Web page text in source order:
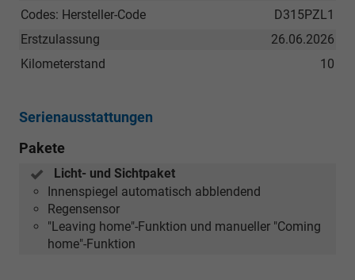
D315PZL1
Codes: Hersteller-Code
26.06.2026
Erstzulassung
10
Kilometerstand
Serienausstattungen
Pakete
Licht- und Sichtpaket
Innenspiegel automatisch abblendend
Regensensor
"Leaving home"-Funktion und manueller "Coming
home"-Funktion